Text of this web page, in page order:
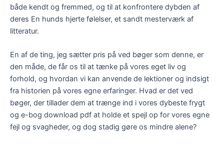
både kendt og fremmed, og til at konfrontere dybden af
deres En hunds hjerte følelser, et sandt mesterværk af
litteratur.
En af de ting, jeg sætter pris på ved bøger som denne, er
den måde, de får os til at tænke på vores eget liv og
forhold, og hvordan vi kan anvende de lektioner og indsigt
fra historien på vores egne erfaringer. Hvad er det ved
bøger, der tillader dem at trænge ind i vores dybeste frygt
og e-bog download pdf at holde et spejl op for vores egne
fejl og svagheder, og dog stadig gøre os mindre alene?